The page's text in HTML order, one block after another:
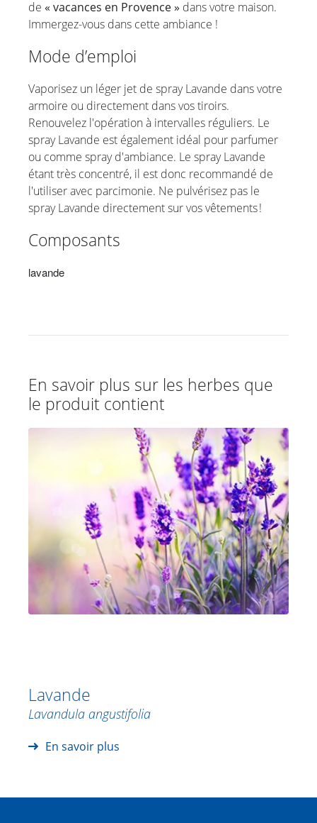
de « vacances en Provence » dans votre maison.
Immergez-vous dans cette ambiance !
Mode d’emploi
Vaporisez un léger jet de spray Lavande dans votre
armoire ou directement dans vos tiroirs.
Renouvelez l'opération à intervalles réguliers. Le
spray Lavande est également idéal pour parfumer
ou comme spray d'ambiance. Le spray Lavande
étant très concentré, il est donc recommandé de
l'utiliser avec parcimonie. Ne pulvérisez pas le
spray Lavande directement sur vos vêtements !
Composants
lavande
En savoir plus sur les herbes que
le produit contient
Lavande
Lavandula angustifolia
En savoir plus